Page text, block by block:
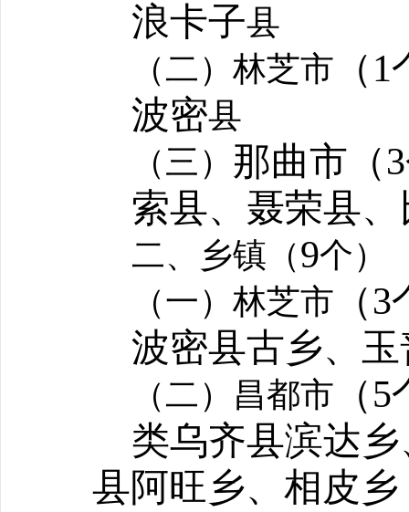
浪卡子县
（二）林芝市 （1
波密县
（三） 那曲市（3
索县、聂荣县
二、乡镇（9个）
（一）林芝市 （3
波密县古乡、
（二）昌都市 （5
类乌齐县滨达
县阿旺乡、相皮乡